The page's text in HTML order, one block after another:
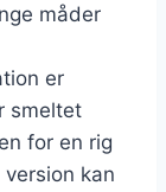
måder
er
smeltet
for en rig
kan